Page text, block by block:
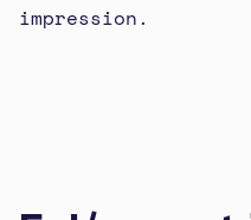
impression.